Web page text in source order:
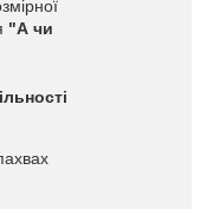
"А чи